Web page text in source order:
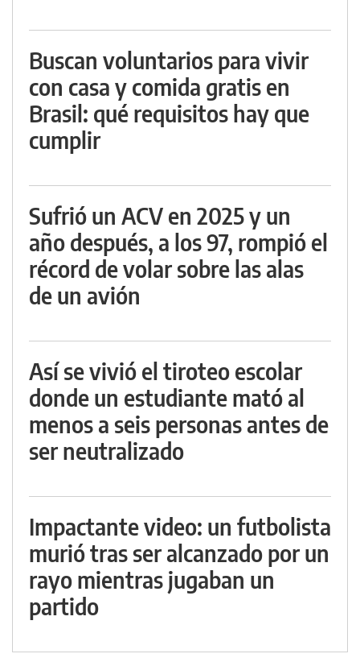
Buscan voluntarios para vivir
con casa y comida gratis en
Brasil: qué requisitos hay que
cumplir
Sufrió un ACV en 2025 y un
año después, a los 97, rompió el
récord de volar sobre las alas
de un avión
Así se vivió el tiroteo escolar
donde un estudiante mató al
menos a seis personas antes de
ser neutralizado
Impactante video: un futbolista
murió tras ser alcanzado por un
rayo mientras jugaban un
partido